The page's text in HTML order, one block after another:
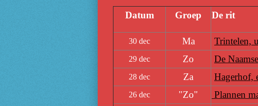
Datum Groep De rit
30 dec Ma Trintelen,
29 dec Zo De
28 dec Za Hagerhof,
26 dec "Zo" Plannen